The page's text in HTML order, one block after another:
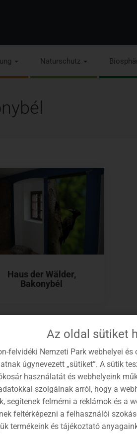
Naturschutz
Haus der Wälder,
Bakonybél
Az oldal sütiket
felvidéki Nemzeti Park webhelyei
úgynevezett „sütiket”. A sütik
használatát és webhelyeink
szolgálnak arról, hogy a
segítenek felmérni a reklámok és a
feltérképezni a felhasználói
termékeink és tájékoztató